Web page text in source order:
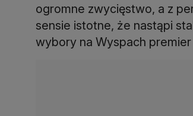
ogromne zwycięstwo, a z
sensie istotne, że nastąpi
wybory na Wyspach premier